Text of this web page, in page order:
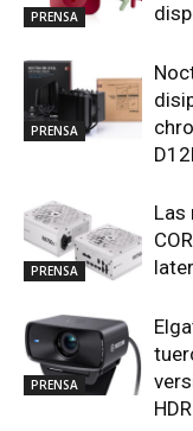
PRENSA
PRENSA
PRENSA
Las
PRENSA
HDR